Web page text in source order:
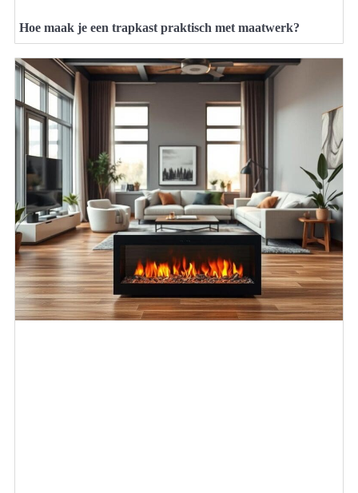
Hoe maak je een trapkast praktisch met maatwerk?